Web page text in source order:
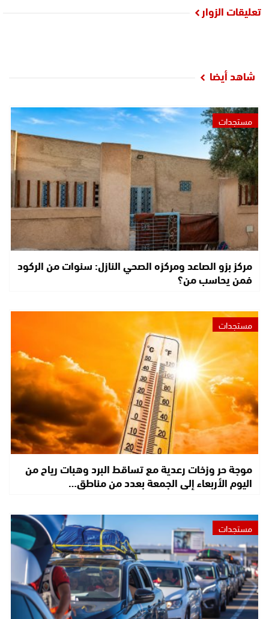
تعليقات الزوار
شاهد أيضا
مستجدات
مركز بزو الصاعد ومركزه الصحي النازل: سنوات من الركود
فمن يحاسب من؟
مستجدات
موجة حر وزخات رعدية مع تساقط البرد وهبات رياح من
اليوم الأربعاء إلى الجمعة بعدد من مناطق…
مستجدات